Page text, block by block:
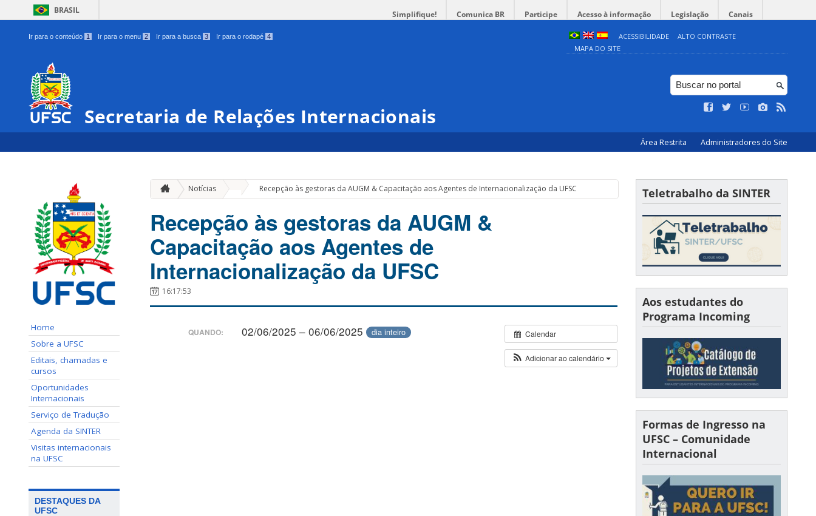
BRASIL Simplifique! Comunica BR Participe Acesso à informação Legislação Canais
Ir para o conteúdo 1 Ir para o menu 2 Ir para a busca 3 Ir para o rodapé 4 ACESSIBILIDADE
ALTO CONTRASTE
MAPA DO SITE
Secretaria de Relações Internacionais
Área Restrita Administradores do Site
Home
Sobre a UFSC
Editais, chamadas e
cursos
Oportunidades
Internacionais
Serviço de Tradução
Agenda da SINTER
Visitas internacionais
na UFSC
DESTAQUES DA
UFSC
Notícias Recepção às gestoras da AUGM & Capacitação aos Agentes de Internacionalização da UFSC
Recepção às gestoras da AUGM &
Capacitação aos Agentes de
Internacionalização da UFSC
16:17:53
Calendar
Adicionar ao calendário
QUANDO: 02/06/2025 – 06/06/2025 dia inteiro
Teletrabalho da SINTER
Aos estudantes do
Programa Incoming
Formas de Ingresso na
UFSC – Comunidade
Internacional